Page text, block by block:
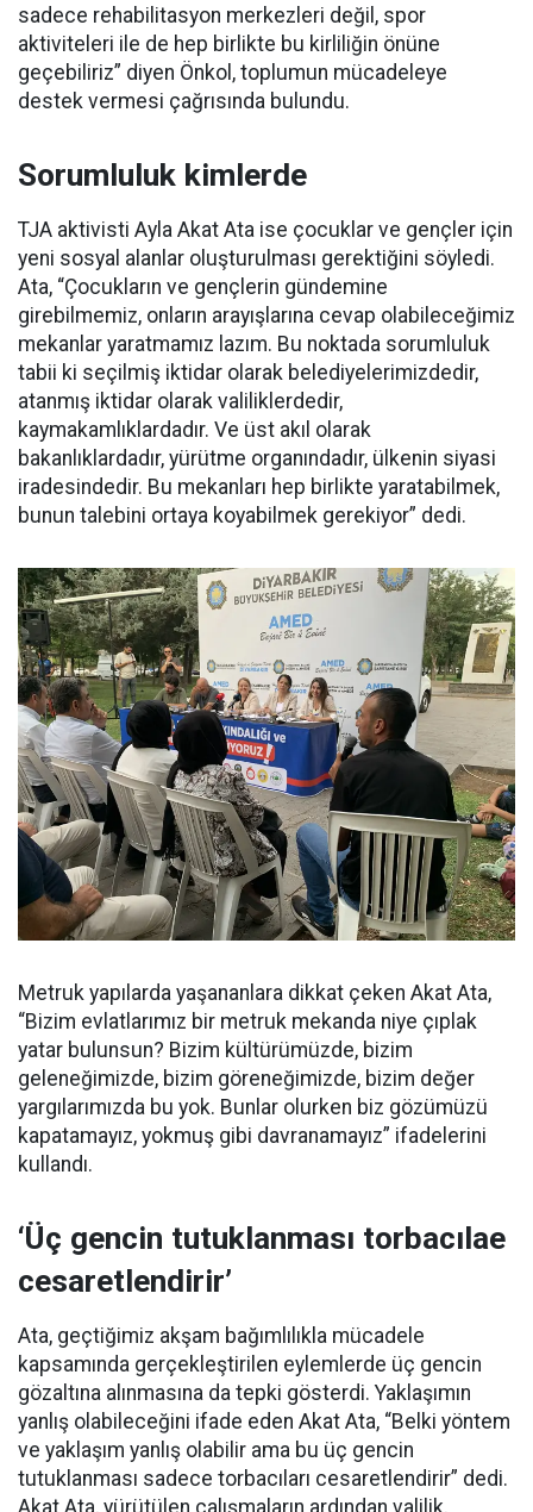
sadece rehabilitasyon merkezleri değil, spor
aktiviteleri ile de hep birlikte bu kirliliğin önüne
geçebiliriz” diyen Önkol, toplumun mücadeleye
destek vermesi çağrısında bulundu.
Sorumluluk kimlerde
TJA aktivisti Ayla Akat Ata ise çocuklar ve gençler için
yeni sosyal alanlar oluşturulması gerektiğini söyledi.
Ata, “Çocukların ve gençlerin gündemine
girebilmemiz, onların arayışlarına cevap olabileceğimiz
mekanlar yaratmamız lazım. Bu noktada sorumluluk
tabii ki seçilmiş iktidar olarak belediyelerimizdedir,
atanmış iktidar olarak valiliklerdedir,
kaymakamlıklardadır. Ve üst akıl olarak
bakanlıklardadır, yürütme organındadır, ülkenin siyasi
iradesindedir. Bu mekanları hep birlikte yaratabilmek,
bunun talebini ortaya koyabilmek gerekiyor” dedi.
Metruk yapılarda yaşananlara dikkat çeken Akat Ata,
“Bizim evlatlarımız bir metruk mekanda niye çıplak
yatar bulunsun? Bizim kültürümüzde, bizim
geleneğimizde, bizim göreneğimizde, bizim değer
yargılarımızda bu yok. Bunlar olurken biz gözümüzü
kapatamayız, yokmuş gibi davranamayız” ifadelerini
kullandı.
‘Üç gencin tutuklanması torbacılae
cesaretlendirir’
Ata, geçtiğimiz akşam bağımlılıkla mücadele
kapsamında gerçekleştirilen eylemlerde üç gencin
gözaltına alınmasına da tepki gösterdi. Yaklaşımın
yanlış olabileceğini ifade eden Akat Ata, “Belki yöntem
ve yaklaşım yanlış olabilir ama bu üç gencin
tutuklanması sadece torbacıları cesaretlendirir” dedi.
Akat Ata, yürütülen çalışmaların ardından valilik,